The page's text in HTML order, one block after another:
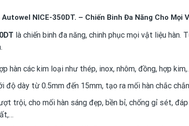
NICE-350DT. – Chiến Binh Đa Năng Cho Mọi
là chiến binh đa năng, chinh phục mọi vật liệu hàn.
hàn các kim loại như thép, inox, nhôm, đồng, hợp
độ dày từ 0.5mm đến 15mm, tạo ra mối hàn chắc
trội, cho mối hàn sáng đẹp, bền bỉ, chống gỉ sét,